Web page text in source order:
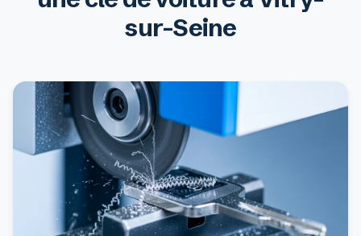
sur-Seine